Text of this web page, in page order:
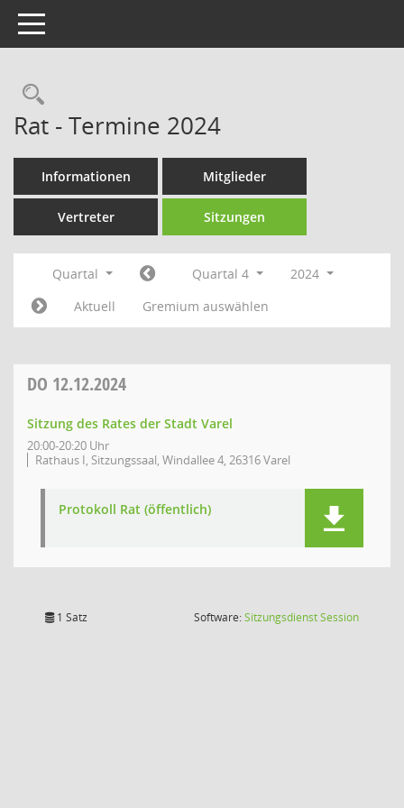
Toggle navigation
Rechercheauswahl
Rat - Termine 2024
Informationen Mitglieder
Vertreter Sitzungen
Quartal Quartal 4
2024
Aktuell
Gremium auswählen
DO 12.12.2024
Sitzung des Rates der Stadt Varel
20:00-20:20 Uhr
Rathaus I, Sitzungssaal, Windallee 4, 26316 Varel
Protokoll Rat (öffentlich)
1 Satz Software:SitzungsdienstSession(Wird in